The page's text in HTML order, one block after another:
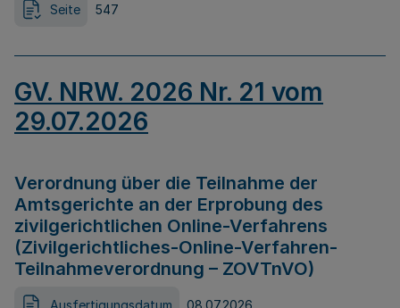
Seite 547
GV. NRW. 2026 Nr. 21 vom
29.07.2026
Verordnung über die Teilnahme der
Amtsgerichte an der Erprobung des
zivilgerichtlichen Online-Verfahrens
(Zivilgerichtliches-Online-Verfahren-
Teilnahmeverordnung – ZOVTnVO)
Ausfertigungsdatum 08.07.2026